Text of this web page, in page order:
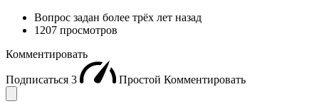
Вопрос задан более трёх лет назад
1207 просмотров
Комментировать
Подписаться 3 Простой Комментировать